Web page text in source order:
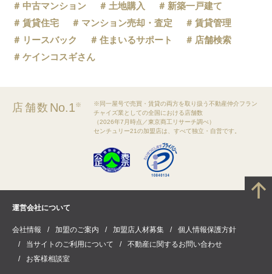
中古マンション
土地購入
新築一戸建て
賃貸住宅
マンション売却・査定
賃貸管理
リースバック
住まいるサポート
店舗検索
ケインコスギさん
店舗数 No.1※
※同一屋号で売買・賃貸の両方を取り扱う不動産仲介フラン
チャイズ業としての全国における店舗数
（2026年7月時点／東京商工リサーチ調べ）
センチュリー21の加盟店は、すべて独立・自営です。
運営会社について
会社情報 加盟のご案内 加盟店人材募集
個人情報保護方針
当サイトのご利用について
不動産に関するお問い合わせ
お客様相談室